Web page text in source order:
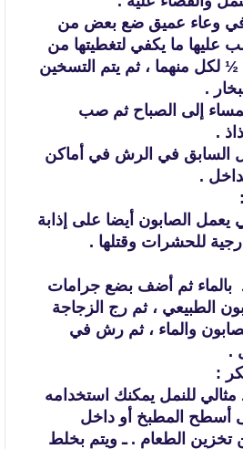
وعاء عميق ضع بعض من
عليها ما يكفي لتغطيتها من
½ لكل منهما ، ثم يتم التسخين
.
إلى الصباح ثم صب
.
السابق في الرش في أماكن
.
يعمل الصابون أيضا على إذابة
للحشرات وقتلها .
بالماء ثم أضف بضع جرامات
الطبيعي ، ثم رج الزجاجة
والماء ، ثم رش في
.
مثالي للنمل يمكنك استخدامه
أسطح المطبخ أو داخل
تخزين الطعام . ـ ويتم بخلط